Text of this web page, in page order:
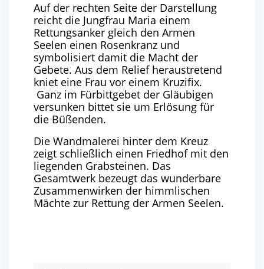
Auf der rechten Seite der Darstellung
reicht die Jungfrau Maria einem
Rettungsanker gleich den Armen
Seelen einen Rosenkranz und
symbolisiert damit die Macht der
Gebete. Aus dem Relief heraustretend
kniet eine Frau vor einem Kruzifix.
Ganz im Fürbittgebet der Gläubigen
versunken bittet sie um Erlösung für
die Büßenden.
Die Wandmalerei hinter dem Kreuz
zeigt schließlich einen Friedhof mit den
liegenden Grabsteinen. Das
Gesamtwerk bezeugt das wunderbare
Zusammenwirken der himmlischen
Mächte zur Rettung der Armen Seelen.